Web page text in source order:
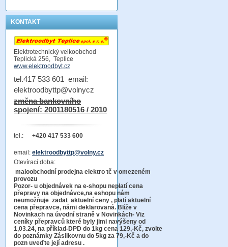
KONTAKT
Elektrotechnický velkoobchod
Teplická 256, Teplice
www.elektroodbyt.cz
tel.417 533 601 email:
elektroodbyttp@volnycz
změna bankovního
spojení: 2001180516 / 2010
tel.: +420 417 533 600
email: elektroodbyttp@volny.cz
Otevírací doba:
maloobchodní prodejna elektro tč v omezeném
provozu
Pozor- u objednávek na e-shopu neplatí cena
přepravy na objednávce,na eshopu nám
neumožňuje zadat aktuelní ceny , platí aktuelní
cena přepravce, námi deklarovaná. Blíže v
Novinkach na úvodní straně v Novinkách- Viz
ceníky přepravců které byly jimi navýšeny od
1,03.24, na příklad-DPD do 1kg cena 129,-Kč, zvolte
do poznámky Zásilkovnu do 5kg za 79,-Kč a do
pozn uveďte její adresu .